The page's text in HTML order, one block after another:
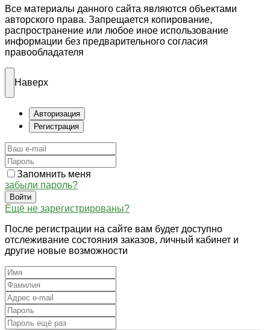
Все материалы данного сайта являются объектами
авторского права. Запрещается копирование,
распространение или любое иное использование
информации без предварительного согласия
правообладателя
Наверх
Авторизация
Регистрация
Запомнить меня
забыли пароль?
Войти
Ещё не зарегистрированы?
После регистрации на сайте вам будет доступно
отслеживание состояния заказов, личный кабинет и
другие новые возможности